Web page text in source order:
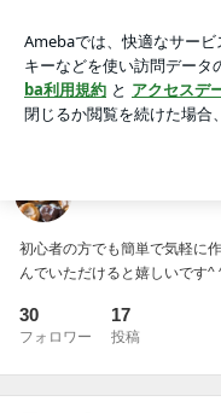
アプリをダウンロードし
ょう。
初心者の方でも簡単で気軽に
んでいただけると嬉しいです^
30
フォロワー
17
投稿